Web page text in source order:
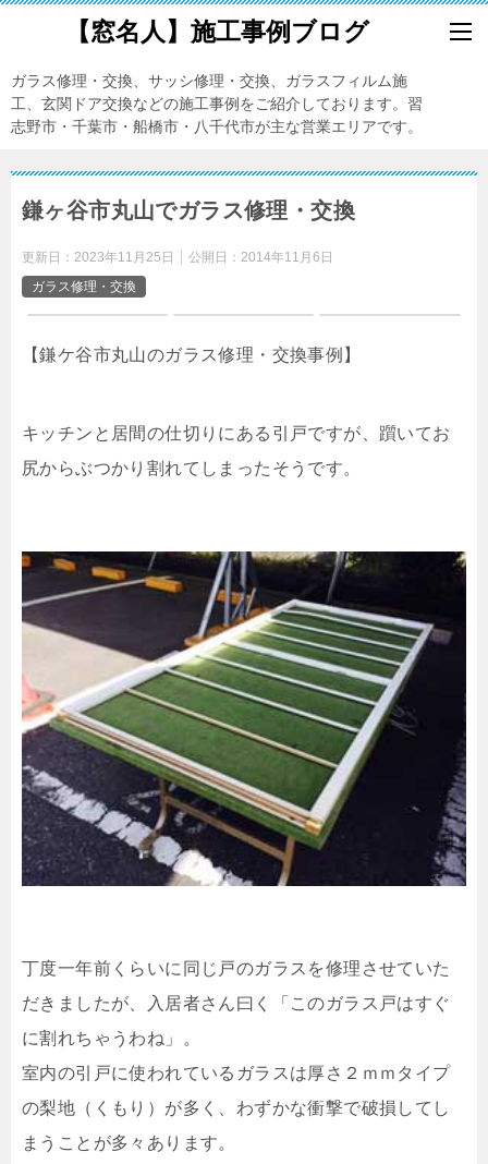
【窓名人】施工事例ブログ
ガラス修理・交換、サッシ修理・交換、ガラスフィルム施
工、玄関ドア交換などの施工事例をご紹介しております。習
志野市・千葉市・船橋市・八千代市が主な営業エリアです。
鎌ヶ谷市丸山でガラス修理・交換
更新日： 2023年11月25日 公開日： 2014年11月6日
ガラス修理・交換
【鎌ケ谷市丸山のガラス修理・交換事例】
キッチンと居間の仕切りにある引戸ですが、躓いてお
尻からぶつかり割れてしまったそうです。
丁度一年前くらいに同じ戸のガラスを修理させていた
だきましたが、入居者さん曰く「このガラス戸はすぐ
に割れちゃうわね」。
室内の引戸に使われているガラスは厚さ２ｍｍタイプ
の梨地（くもり）が多く、わずかな衝撃で破損してし
まうことが多々あります。